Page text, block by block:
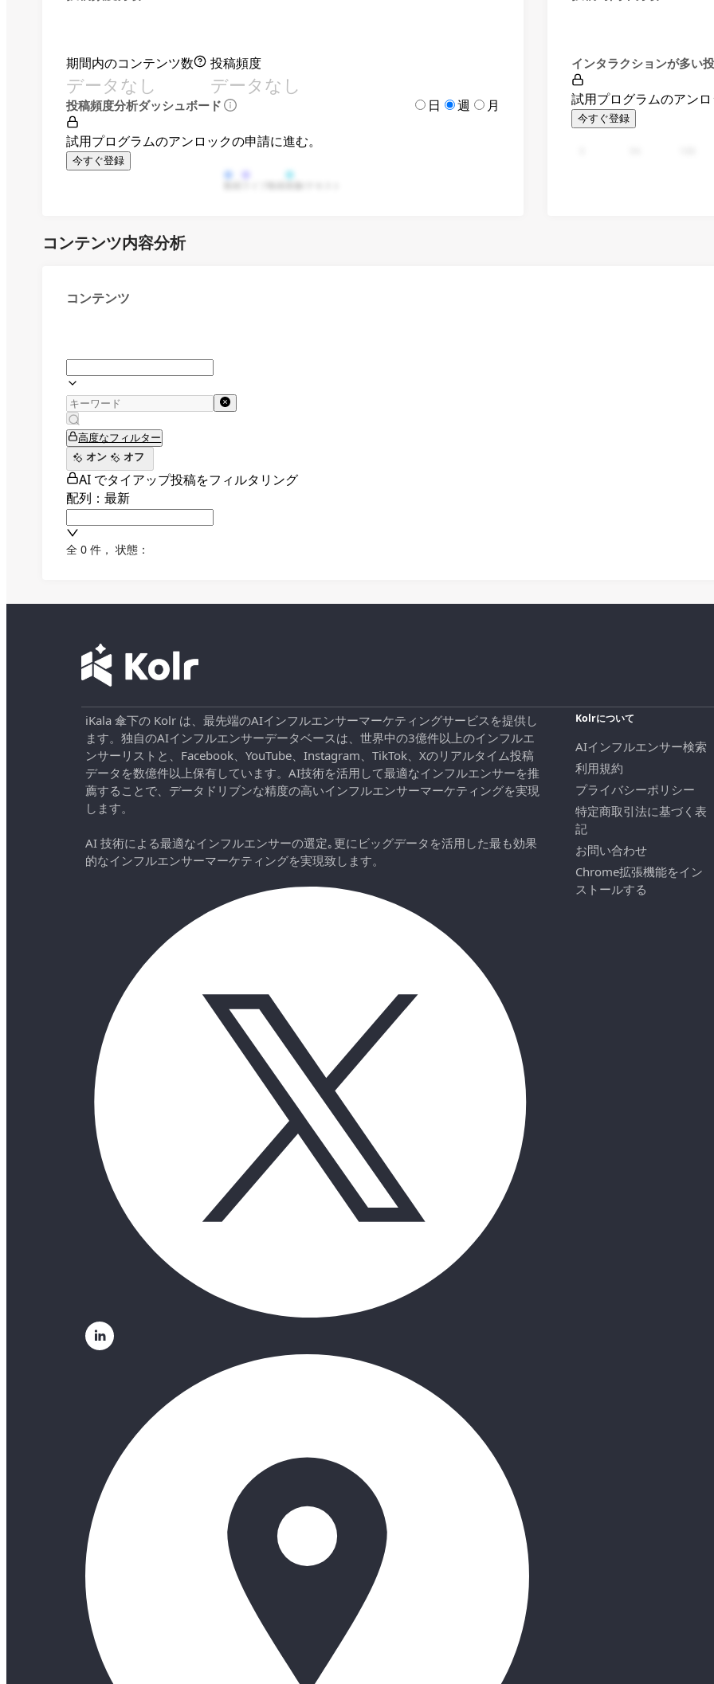
期間内のコンテンツ数
データなし
投稿頻度
データなし
投稿頻度分析ダッシュボード 日 週 月
試用プログラムのアンロックの申請に進む。
今すぐ登録
インタラクションが多い
試用プログラムのアンロ
今すぐ登録
コンテンツ内容分析
コンテンツ
高度なフィルター
オン
オフ
AI でタイアップ投稿をフィルタリング
配列：最新
全 0 件 ， 状態：
iKala 傘下の Kolr は、最先端のAIインフルエンサーマーケティングサービスを提供し
ます。独自のAIインフルエンサーデータベースは、世界中の3億件以上のインフルエ
ンサーリストと、Facebook、YouTube、Instagram、TikTok、Xのリアルタイム投稿
データを数億件以上保有しています。AI技術を活用して最適なインフルエンサーを推
薦することで、データドリブンな精度の高いインフルエンサーマーケティングを実現
します。
AI 技術による最適なインフルエンサーの選定｡更にビッグデータを活用した最も効果
的なインフルエンサーマーケティングを実現致します。
Kolrについて
AIインフルエンサー検索
利用規約
プライバシーポリシー
特定商取引法に基づく表
記
お問い合わせ
Chrome拡張機能をイン
ストールする